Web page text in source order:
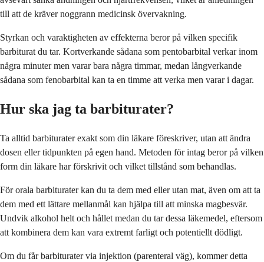
till att de kräver noggrann medicinsk övervakning.
Styrkan och varaktigheten av effekterna beror på vilken specifik
barbiturat du tar. Kortverkande sådana som pentobarbital verkar inom
några minuter men varar bara några timmar, medan långverkande
sådana som fenobarbital kan ta en timme att verka men varar i dagar.
Hur ska jag ta barbiturater?
Ta alltid barbiturater exakt som din läkare föreskriver, utan att ändra
dosen eller tidpunkten på egen hand. Metoden för intag beror på vilken
form din läkare har förskrivit och vilket tillstånd som behandlas.
För orala barbiturater kan du ta dem med eller utan mat, även om att ta
dem med ett lättare mellanmål kan hjälpa till att minska magbesvär.
Undvik alkohol helt och hållet medan du tar dessa läkemedel, eftersom
att kombinera dem kan vara extremt farligt och potentiellt dödligt.
Om du får barbiturater via injektion (parenteral väg), kommer detta